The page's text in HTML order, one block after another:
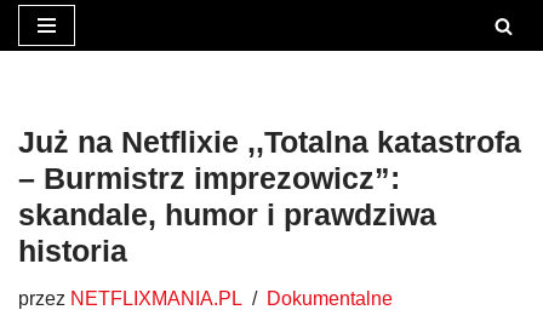
treści
Już na Netflixie ,,Totalna katastrofa
– Burmistrz imprezowicz”:
skandale, humor i prawdziwa
historia
przez NETFLIXMANIA.PL Dokumentalne